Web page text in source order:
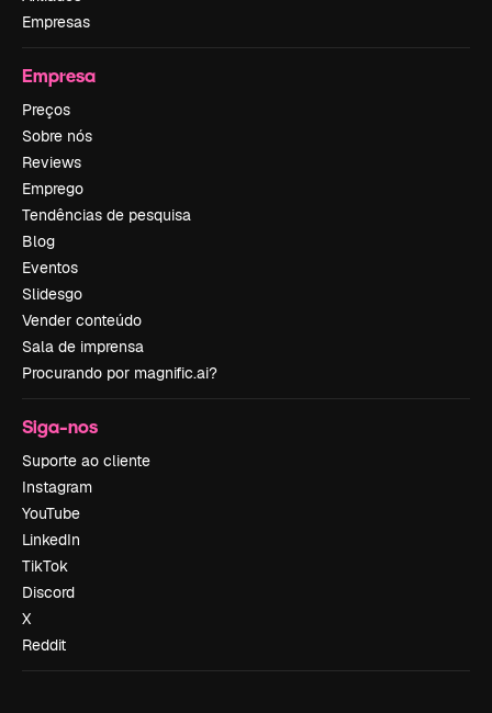
Empresas
Empresa
Preços
Sobre nós
Reviews
Emprego
Tendências de pesquisa
Blog
Eventos
Slidesgo
Vender conteúdo
Sala de imprensa
Procurando por magnific.ai?
Siga-nos
Suporte ao cliente
Instagram
YouTube
LinkedIn
TikTok
Discord
X
Reddit